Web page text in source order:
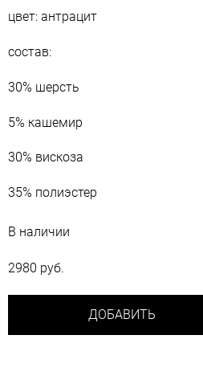
цвет: антрацит
состав:
30% шерсть
5% кашемир
30% вискоза
35% полиэстер
В наличии
2980 руб.
ДОБАВИТЬ